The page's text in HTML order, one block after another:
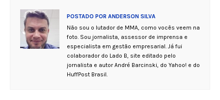
POSTADO POR ANDERSON SILVA
Não sou o lutador de MMA, como vocês veem na
foto. Sou jornalista, assessor de imprensa e
especialista em gestão empresarial. Já fui
colaborador do Lado B, site editado pelo
jornalista e autor André Barcinski, do Yahoo! e do
HuffPost Brasil.